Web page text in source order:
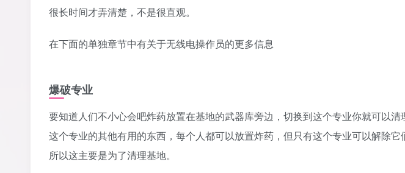
很长时间才弄清楚，不是很直观。‎
‎在下面的单独章节中有关于无线电操作员的更多信息‎
爆破专业
要知道人们不小心会吧炸药放置在基地的武器库旁边，切换到这个专业你就可以
这个专业的其他有用的东西，每个人都可以放置炸药，但只有这个专业可以解除它
所以这主要是为了清理基地。